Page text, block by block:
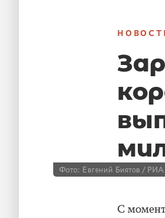
Фото: Евгений Биятов / РИА
С